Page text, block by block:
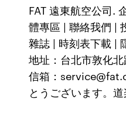
FAT 遠東航空公司.
體專區 | 聯絡我們 |
雜誌 | 時刻表下載 |
地址：台北市敦化
信箱：
とうございます。